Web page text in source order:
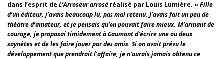
dans l’esprit de L’Arroseur arrosé réalisé par Louis Lumière. «Fille
d’un éditeur, j’avais beaucoup lu, pas mal retenu. J’avais fait un peu de
théâtre d’amateur, et je pensais qu’on pouvait faire mieux. M’armant de
courage, je proposai timidement à Gaumont d’écrire une ou deux
saynètes et de les faire jouer par des amis. Si on avait prévu le
développement que prendrait l’affaire, je n’aurais jamais obtenu ce